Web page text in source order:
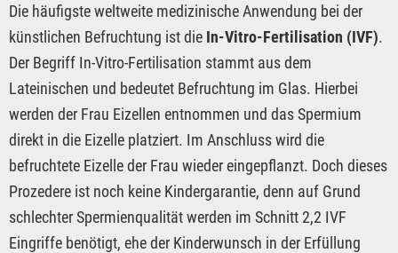
Die häufigste weltweite medizinische Anwendung bei der
künstlichen Befruchtung ist die In-Vitro-Fertilisation (IVF).
Der Begriff In-Vitro-Fertilisation stammt aus dem
Lateinischen und bedeutet Befruchtung im Glas. Hierbei
werden der Frau Eizellen entnommen und das Spermium
direkt in die Eizelle platziert. Im Anschluss wird die
befruchtete Eizelle der Frau wieder eingepflanzt. Doch dieses
Prozedere ist noch keine Kindergarantie, denn auf Grund
schlechter Spermienqualität werden im Schnitt 2,2 IVF
Eingriffe benötigt, ehe der Kinderwunsch in der Erfüllung